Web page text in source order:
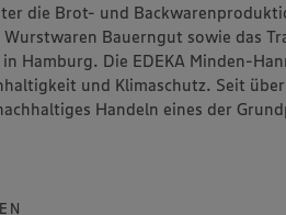
die Brot- und
Bauerngut sowie das
in Hamburg. Die EDEKA Minden-
und Klimaschutz. Seit
Handeln eines der